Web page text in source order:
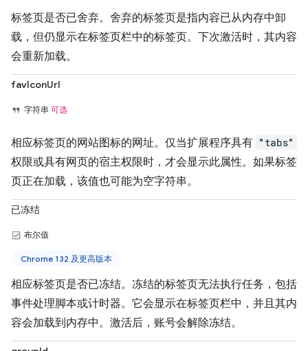
标签页是否已舍弃。舍弃的标签页是指内容已从内存中卸
载，但仍显示在标签页栏中的标签页。下次激活时，其内容
会重新加载。
favIconUrl
字符串 可选
相应标签页的网站图标的网址。仅当扩展程序具有 "tabs"
权限或具有网页的宿主权限时，才会显示此属性。如果标签
页正在加载，该值也可能为空字符串。
已冻结
布尔值
Chrome 132 及更高版本
相应标签页是否已冻结。冻结的标签页无法执行任务，包括
事件处理脚本或计时器。它会显示在标签页栏中，并且其内
容会加载到内存中。激活后，账号会解除冻结。